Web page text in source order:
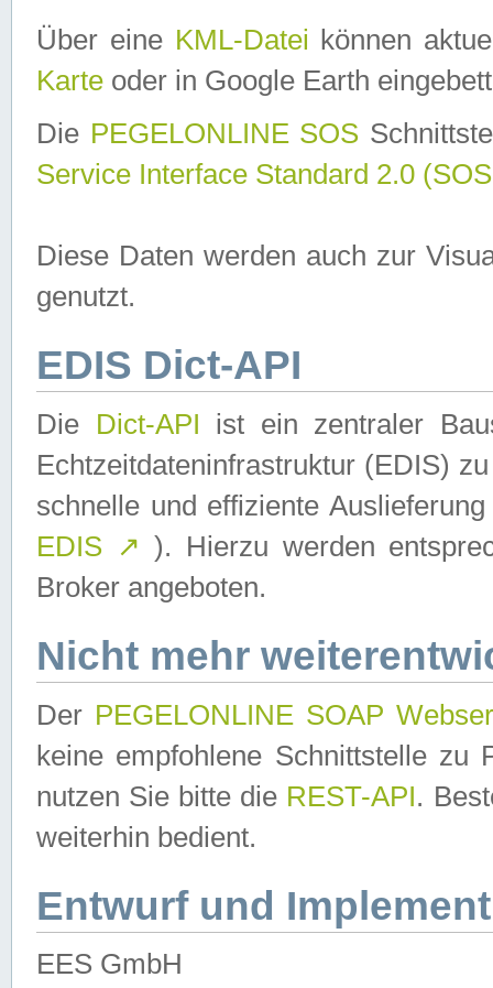
Über eine KML-Datei können
Karte oder in Google Earth
Die PEGELONLINE SOS
Service Interface Standard 2.0
Diese Daten werden auch zur
genutzt.
EDIS Dict-API
Die Dict-API ist ein zentraler
Echtzeitdateninfrastruktur (EDIS)
schnelle und effiziente
EDIS ↗ ). Hierzu werden
Broker angeboten.
Nicht mehr
Der PEGELONLINE SOAP
keine empfohlene Schnittstelle zu
nutzen Sie bitte die REST-API.
weiterhin bedient.
Entwurf und
EES GmbH